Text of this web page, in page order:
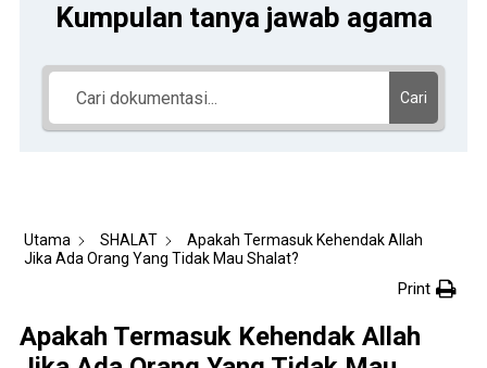
Kumpulan tanya jawab agama
Cari
Utama SHALAT
Apakah Termasuk Kehendak Allah
Jika Ada Orang Yang Tidak Mau Shalat?
Print
Apakah Termasuk Kehendak Allah